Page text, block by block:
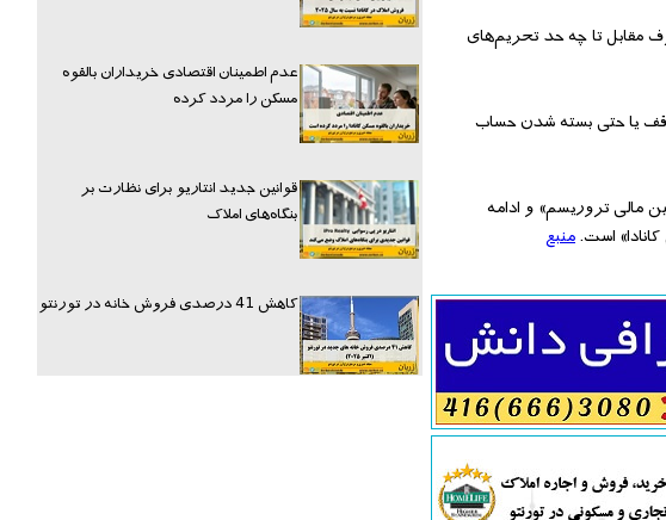
مقابل تا چه حد تحریم‌های
یا حتی بسته‌ شدن حساب
مالی تروریسم» و ادامه‌
است.منبع
عدم اطمینان اقتصادی خریداران بالقوه
مسکن را مردد کرده
قوانین جدید انتاریو برای نظارت بر
بنگاه‌های املاک
کاهش 41 درصدی فروش خانه در تورنتو